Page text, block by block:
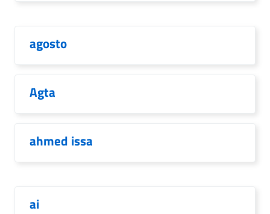
agosto
Agta
ahmed issa
ai